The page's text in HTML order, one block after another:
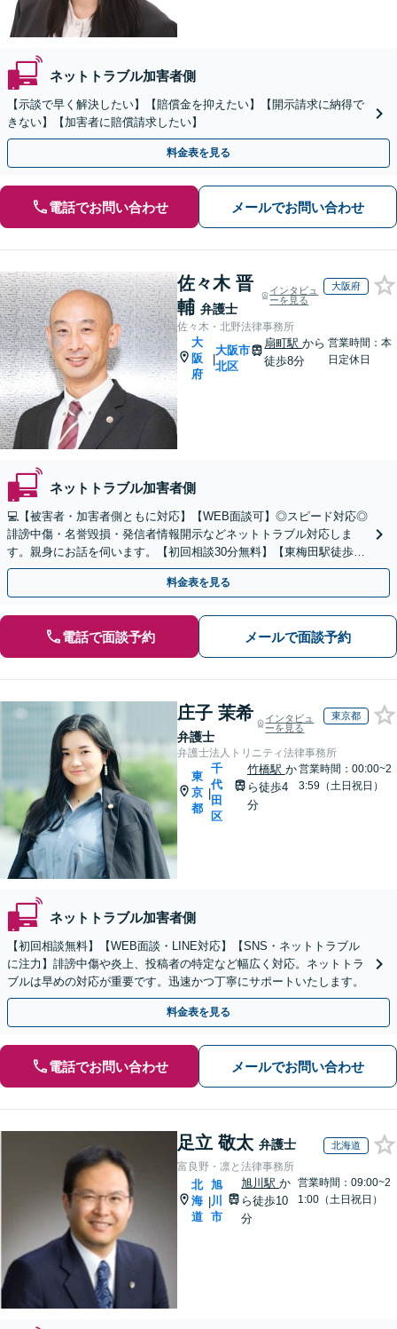
ネットトラブル加害者側
【示談で早く解決したい】【賠償金を抑えたい】【開示請求に納得で
きない】【加害者に賠償請求したい】
料金表を見る
電話でお問い合わせ メールでお問い合わせ
佐々木 晋
輔 弁護士
インタビュ
ーを見る
大阪府
佐々木・北野法律事務所
大
阪
府
|
大阪市
北区
扇町駅から
徒歩8分
営業時間：本
日定休日
ネットトラブル加害者側
💻【被害者・加害者側ともに対応】【WEB面談可】◎スピード対応◎
誹謗中傷・名誉毀損・発信者情報開示などネットトラブル対応しま
す。親身にお話を伺います。【初回相談30分無料】【東梅田駅徒歩10
分】【弁護士歴15年以上】
料金表を見る
電話で面談予約 メールで面談予約
庄子 茉希
弁護士
インタビュ
ーを見る
東京都
弁護士法人トリニティ法律事務所
東
京
都
|
千
代
田
区
竹橋駅 か
ら徒歩4
分
営業時間：00:00~2
3:59（土日祝日）
ネットトラブル加害者側
【初回相談無料】【WEB面談・LINE対応】【SNS・ネットトラブル
に注力】誹謗中傷や炎上、投稿者の特定など幅広く対応。ネットトラ
ブルは早めの対応が重要です。迅速かつ丁寧にサポートいたします。
料金表を見る
電話でお問い合わせ メールでお問い合わせ
足立 敬太 弁護士 北海道
富良野・凛と法律事務所
北
海
道
|
旭
川
市
旭川駅か
ら徒歩10
分
営業時間：09:00~2
1:00（土日祝日）